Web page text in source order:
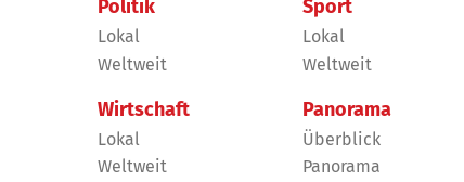
Politik
Lokal
Weltweit
Wirtschaft
Lokal
Weltweit
Sport
Lokal
Weltweit
Panorama
Überblick
Panorama